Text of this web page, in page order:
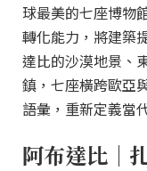
球最美的七座博物
轉化能力，將建築
達比的沙漠地景、
鎮，七座橫跨歐亞
語彙，重新定義當
阿布達比｜